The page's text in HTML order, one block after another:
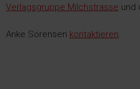
Verlagsgruppe Milchstrasse und
Anke Sörensen kontaktieren.